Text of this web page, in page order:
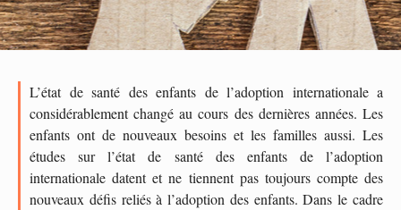
L’état de santé des enfants de l’adoption internationale a
considérablement changé au cours des dernières années. Les
enfants ont de nouveaux besoins et les familles aussi. Les
études sur l’état de santé des enfants de l’adoption
internationale datent et ne tiennent pas toujours compte des
nouveaux défis reliés à l’adoption des enfants. Dans le cadre